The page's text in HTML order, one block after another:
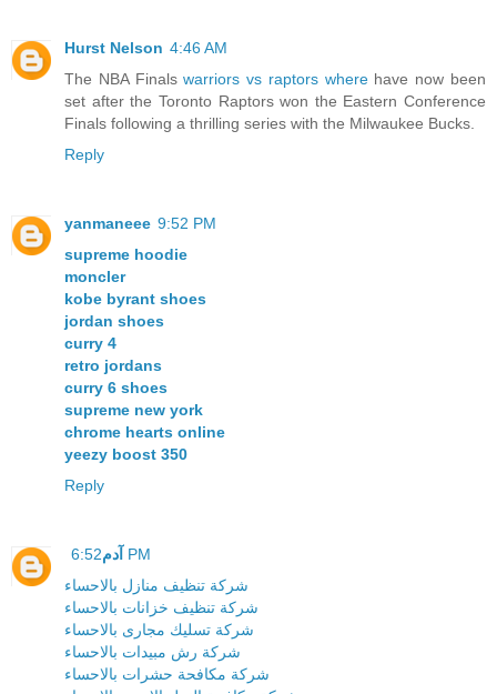
Hurst Nelson 4:46 AM
The NBA Finalswarriors vs raptors wherehave now been
set after the Toronto Raptors won the Eastern Conference
Finals following a thrilling series with the Milwaukee Bucks.
Reply
yanmaneee 9:52 PM
supreme hoodie
moncler
kobe byrant shoes
jordan shoes
curry 4
retro jordans
curry 6 shoes
supreme new york
chrome hearts online
yeezy boost 350
Reply
آدم 6:52 PM
شركة تنظيف منازل بالاحساء
شركة تنظيف خزانات بالاحساء
شركة تسليك مجارى بالاحساء
شركة رش مبيدات بالاحساء
شركة مكافحة حشرات بالاحساء